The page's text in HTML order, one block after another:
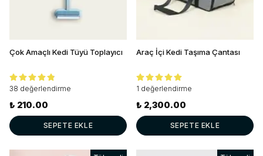
Çok Amaçlı Kedi Tüyü Toplayıcı
38 değerlendirme
₺ 210.00
SEPETE EKLE
Araç İçi Kedi Taşıma Çantası
1 değerlendirme
₺ 2,300.00
SEPETE EKLE